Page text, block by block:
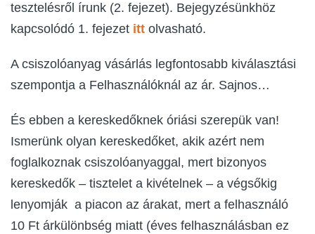
tesztelésről írunk (2. fejezet). Bejegyzésünkhöz
kapcsolódó 1. fejezet itt olvasható.
A csiszolóanyag vásárlás legfontosabb kiválasztási
szempontja a Felhasználóknál az ár. Sajnos…
És ebben a kereskedőknek óriási szerepük van!
Ismerünk olyan kereskedőket, akik azért nem
foglalkoznak csiszolóanyaggal, mert bizonyos
kereskedők – tisztelet a kivételnek – a végsőkig
lenyomják a piacon az árakat, mert a felhasználó
10 Ft árkülönbség miatt (éves felhasználásban ez